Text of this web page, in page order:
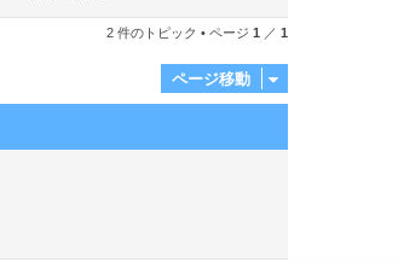
2 件のトピック • ページ 1 ／ 1
ページ移動